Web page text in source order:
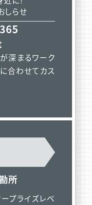
しらせ
深まるワーク
合わせてカス
所
プライズレベ